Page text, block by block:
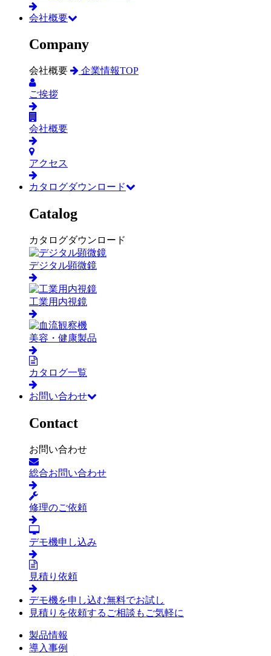
会社概要
Company
会社概要 企業情報TOP
ご挨拶
会社概要
アクセス
カタログダウンロード
Catalog
カタログダウンロード
デジタル顕微鏡
工業用内視鏡
美容・健康製品
カタログ一覧
お問い合わせ
Contact
お問い合わせ
総合お問い合わせ
修理のご依頼
デモ機申し込み
見積り依頼
デモ機を申し込む無料でお試し
見積りを依頼する ご相談もご気軽に
製品情報
導入事例